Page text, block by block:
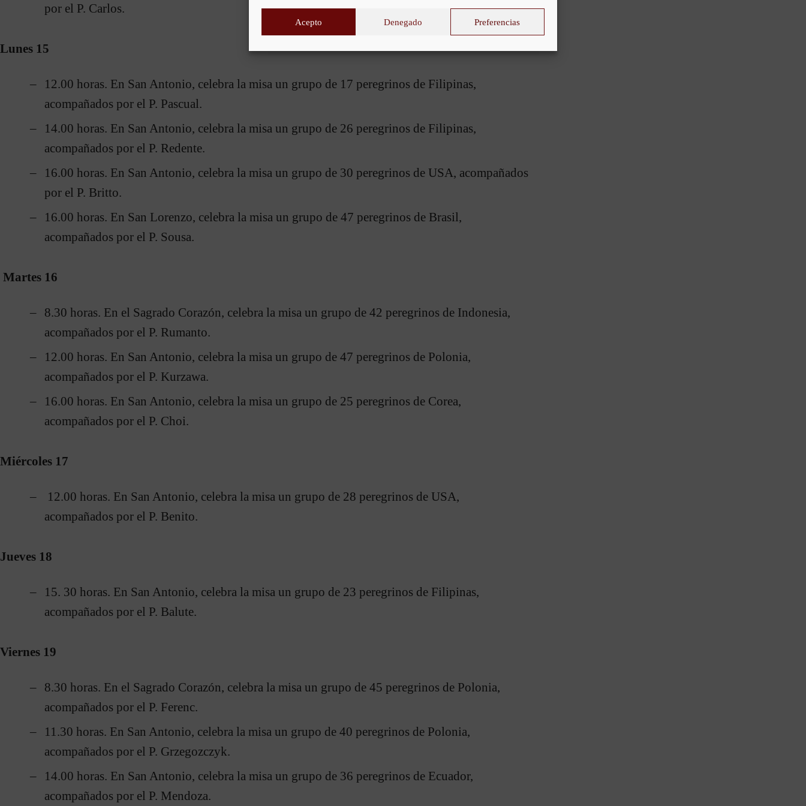
Acepto Denegado Preferencias
por el P. Carlos.
Lunes 15
12.00 horas. En San Antonio, celebra la misa un grupo de 17 peregrinos de Filipinas,
acompañados por el P. Pascual.
14.00 horas. En San Antonio, celebra la misa un grupo de 26 peregrinos de Filipinas,
acompañados por el P. Redente.
16.00 horas. En San Antonio, celebra la misa un grupo de 30 peregrinos de USA, acompañados
por el P. Britto.
16.00 horas. En San Lorenzo, celebra la misa un grupo de 47 peregrinos de Brasil,
acompañados por el P. Sousa.
Martes 16
8.30 horas. En el Sagrado Corazón, celebra la misa un grupo de 42 peregrinos de Indonesia,
acompañados por el P. Rumanto.
12.00 horas. En San Antonio, celebra la misa un grupo de 47 peregrinos de Polonia,
acompañados por el P. Kurzawa.
16.00 horas. En San Antonio, celebra la misa un grupo de 25 peregrinos de Corea,
acompañados por el P. Choi.
Miércoles 17
12.00 horas. En San Antonio, celebra la misa un grupo de 28 peregrinos de USA,
acompañados por el P. Benito.
Jueves 18
15. 30 horas. En San Antonio, celebra la misa un grupo de 23 peregrinos de Filipinas,
acompañados por el P. Balute.
Viernes 19
8.30 horas. En el Sagrado Corazón, celebra la misa un grupo de 45 peregrinos de Polonia,
acompañados por el P. Ferenc.
11.30 horas. En San Antonio, celebra la misa un grupo de 40 peregrinos de Polonia,
acompañados por el P. Grzegozczyk.
14.00 horas. En San Antonio, celebra la misa un grupo de 36 peregrinos de Ecuador,
acompañados por el P. Mendoza.